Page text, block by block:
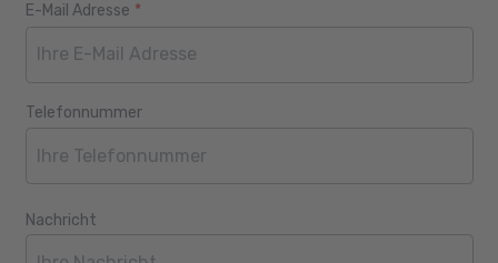
E-Mail Adresse *
Telefonnummer
Nachricht